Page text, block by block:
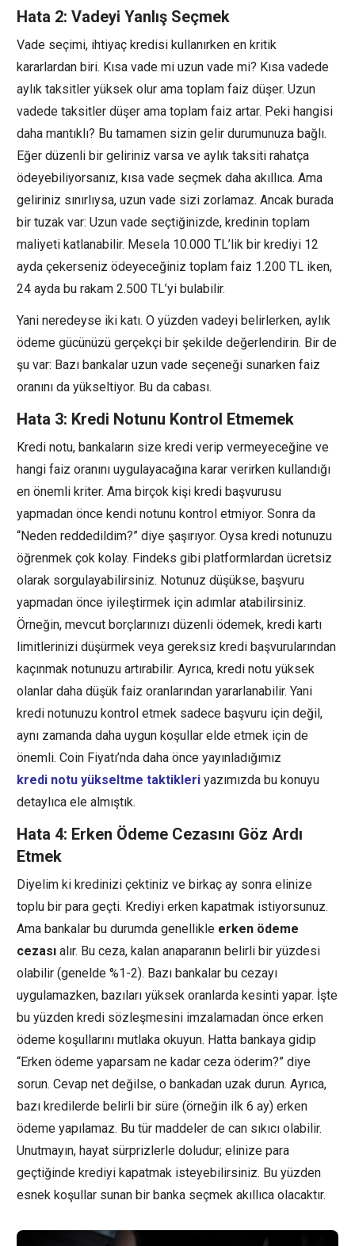
Hata 2: Vadeyi Yanlış Seçmek
Vade seçimi, ihtiyaç kredisi kullanırken en kritik
kararlardan biri. Kısa vade mi uzun vade mi? Kısa vadede
aylık taksitler yüksek olur ama toplam faiz düşer. Uzun
vadede taksitler düşer ama toplam faiz artar. Peki hangisi
daha mantıklı? Bu tamamen sizin gelir durumunuza bağlı.
Eğer düzenli bir geliriniz varsa ve aylık taksiti rahatça
ödeyebiliyorsanız, kısa vade seçmek daha akıllıca. Ama
geliriniz sınırlıysa, uzun vade sizi zorlamaz. Ancak burada
bir tuzak var: Uzun vade seçtiğinizde, kredinin toplam
maliyeti katlanabilir. Mesela 10.000 TL’lik bir krediyi 12
ayda çekerseniz ödeyeceğiniz toplam faiz 1.200 TL iken,
24 ayda bu rakam 2.500 TL’yi bulabilir.
Yani neredeyse iki katı. O yüzden vadeyi belirlerken, aylık
ödeme gücünüzü gerçekçi bir şekilde değerlendirin. Bir de
şu var: Bazı bankalar uzun vade seçeneği sunarken faiz
oranını da yükseltiyor. Bu da cabası.
Hata 3: Kredi Notunu Kontrol Etmemek
Kredi notu, bankaların size kredi verip vermeyeceğine ve
hangi faiz oranını uygulayacağına karar verirken kullandığı
en önemli kriter. Ama birçok kişi kredi başvurusu
yapmadan önce kendi notunu kontrol etmiyor. Sonra da
“Neden reddedildim?” diye şaşırıyor. Oysa kredi notunuzu
öğrenmek çok kolay. Findeks gibi platformlardan ücretsiz
olarak sorgulayabilirsiniz. Notunuz düşükse, başvuru
yapmadan önce iyileştirmek için adımlar atabilirsiniz.
Örneğin, mevcut borçlarınızı düzenli ödemek, kredi kartı
limitlerinizi düşürmek veya gereksiz kredi başvurularından
kaçınmak notunuzu artırabilir. Ayrıca, kredi notu yüksek
olanlar daha düşük faiz oranlarından yararlanabilir. Yani
kredi notunuzu kontrol etmek sadece başvuru için değil,
aynı zamanda daha uygun koşullar elde etmek için de
önemli. Coin Fiyatı’nda daha önce yayınladığımız
kredi notu yükseltme taktikleri yazımızda bu konuyu
detaylıca ele almıştık.
Hata 4: Erken Ödeme Cezasını Göz Ardı
Etmek
Diyelim ki kredinizi çektiniz ve birkaç ay sonra elinize
toplu bir para geçti. Krediyi erken kapatmak istiyorsunuz.
Ama bankalar bu durumda genellikle erken ödeme
cezası alır. Bu ceza, kalan anaparanın belirli bir yüzdesi
olabilir (genelde %1-2). Bazı bankalar bu cezayı
uygulamazken, bazıları yüksek oranlarda kesinti yapar. İşte
bu yüzden kredi sözleşmesini imzalamadan önce erken
ödeme koşullarını mutlaka okuyun. Hatta bankaya gidip
“Erken ödeme yaparsam ne kadar ceza öderim?” diye
sorun. Cevap net değilse, o bankadan uzak durun. Ayrıca,
bazı kredilerde belirli bir süre (örneğin ilk 6 ay) erken
ödeme yapılamaz. Bu tür maddeler de can sıkıcı olabilir.
Unutmayın, hayat sürprizlerle doludur; elinize para
geçtiğinde krediyi kapatmak isteyebilirsiniz. Bu yüzden
esnek koşullar sunan bir banka seçmek akıllıca olacaktır.